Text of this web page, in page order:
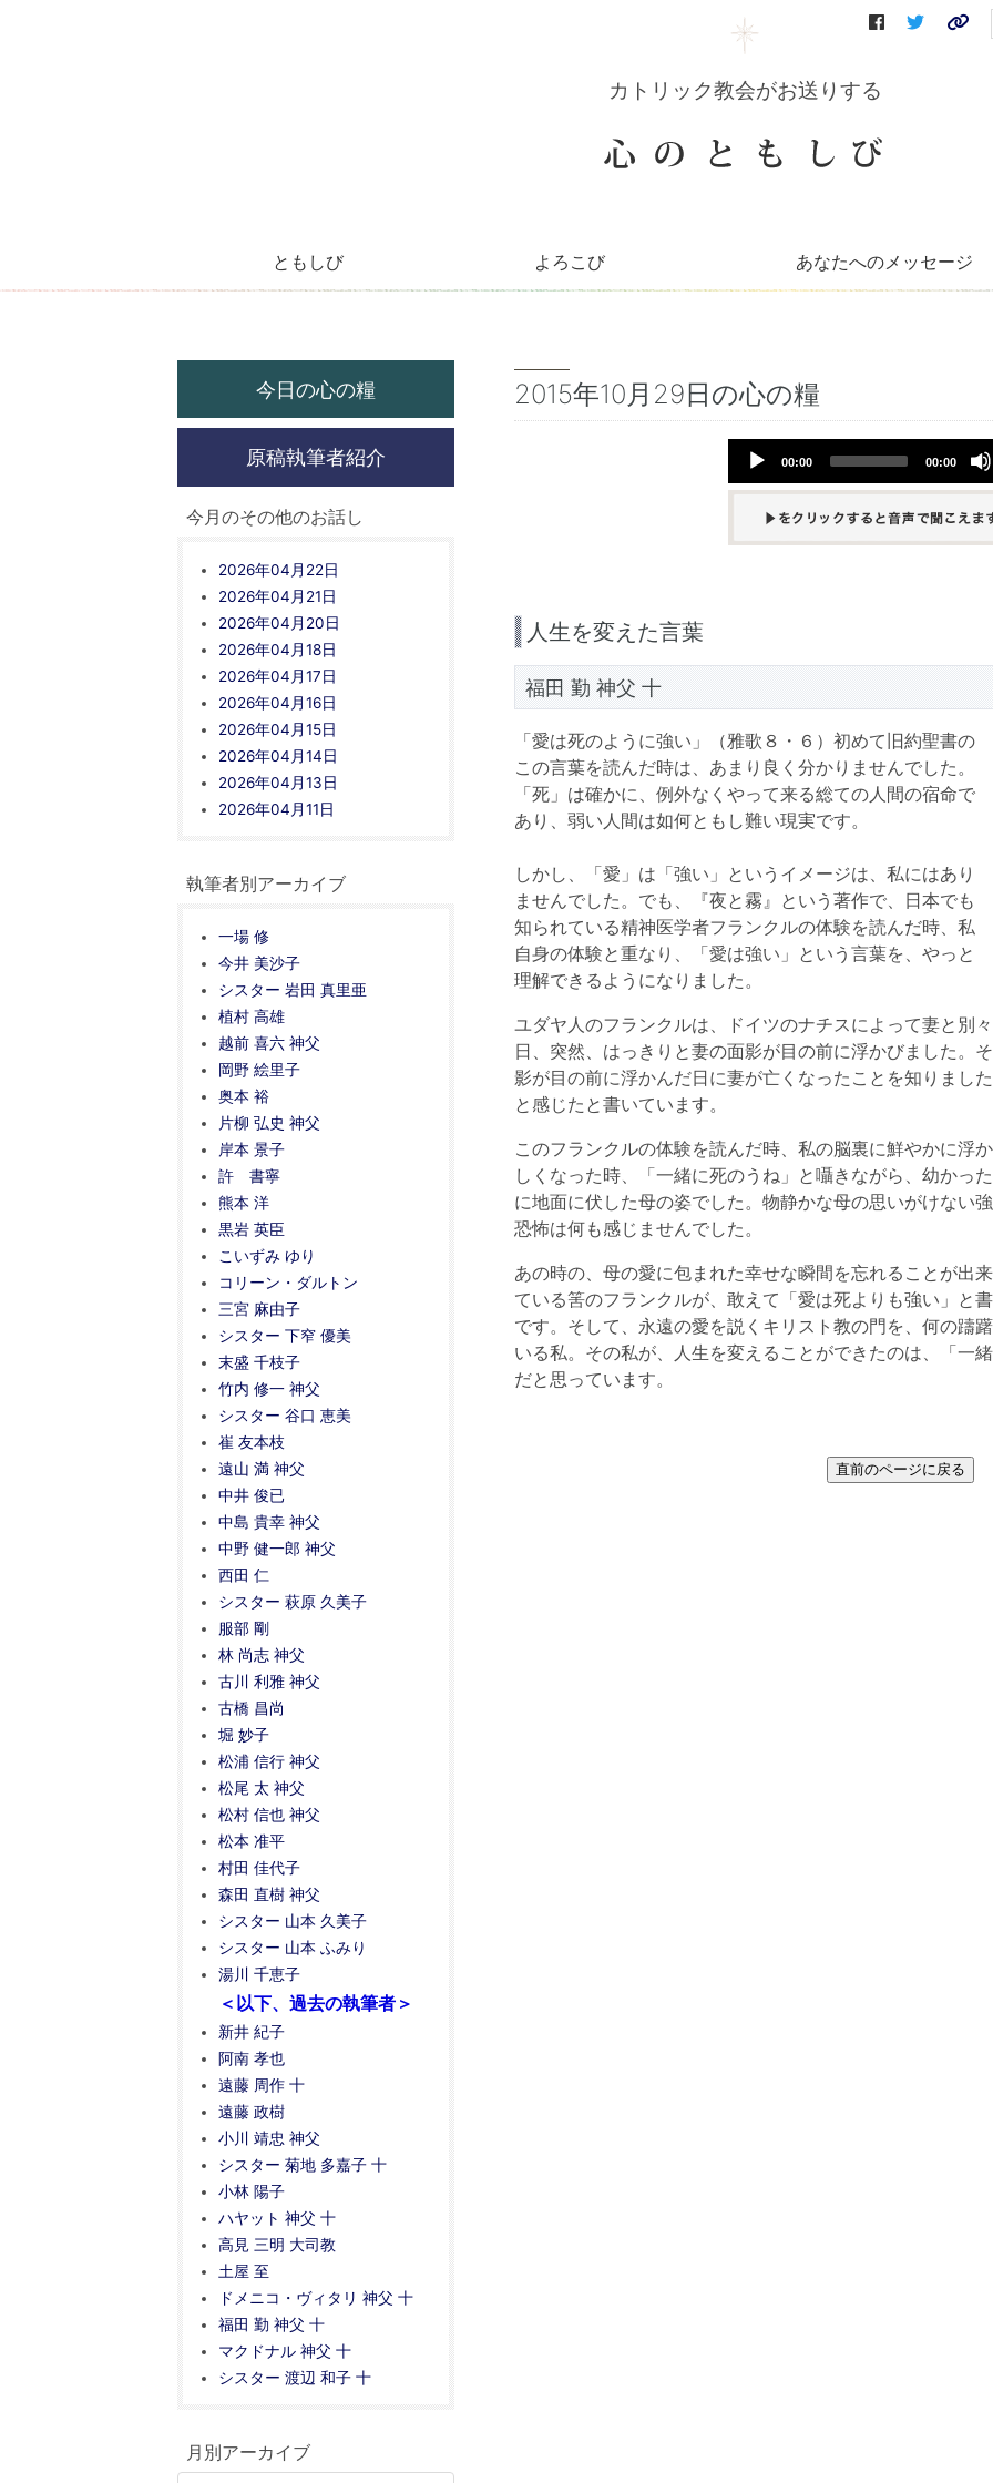
カトリック教会がお送りする
ともしび よろこび あなたへのメッセージ
2015年10月29日の心の糧
Audio
00:00 00:00
人生を変えた言葉
福田 勤 神父 十
「愛は死のように強い」（雅歌８・６）初めて旧約聖書の
この言葉を読んだ時は、あまり良く分かりませんでした。
「死」は確かに、例外なくやって来る総ての人間の宿命で
あり、弱い人間は如何ともし難い現実です。
しかし、「愛」は「強い」というイメージは、私にはあり
ませんでした。でも、『夜と霧』という著作で、日本でも
知られている精神医学者フランクルの体験を読んだ時、私
自身の体験と重なり、「愛は強い」という言葉を、やっと
理解できるようになりました。
ユダヤ人のフランクルは、ドイツのナチスによって妻と別
日、突然、はっきりと妻の面影が目の前に浮かびました。
影が目の前に浮かんだ日に妻が亡くなったことを知りまし
と感じたと書いています。
このフランクルの体験を読んだ時、私の脳裏に鮮やかに浮
しくなった時、「一緒に死のうね」と囁きながら、幼かっ
に地面に伏した母の姿でした。物静かな母の思いがけない
恐怖は何も感じませんでした。
あの時の、母の愛に包まれた幸せな瞬間を忘れることが出
ている筈のフランクルが、敢えて「愛は死よりも強い」と
です。そして、永遠の愛を説くキリスト教の門を、何の躊
いる私。その私が、人生を変えることができたのは、「一
だと思っています。
今日の心の糧
原稿執筆者紹介
今月のその他のお話し
2026年04月22日
2026年04月21日
2026年04月20日
2026年04月18日
2026年04月17日
2026年04月16日
2026年04月15日
2026年04月14日
2026年04月13日
2026年04月11日
執筆者別アーカイブ
一場 修
今井 美沙子
シスター 岩田 真里亜
植村 高雄
越前 喜六 神父
岡野 絵里子
奥本 裕
片柳 弘史 神父
岸本 景子
許 書寧
熊本 洋
黒岩 英臣
こいずみ ゆり
コリーン・ダルトン
三宮 麻由子
シスター 下窄 優美
末盛 千枝子
竹内 修一 神父
シスター 谷口 恵美
崔 友本枝
遠山 満 神父
中井 俊已
中島 貴幸 神父
中野 健一郎 神父
西田 仁
シスター 萩原 久美子
服部 剛
林 尚志 神父
古川 利雅 神父
古橋 昌尚
堀 妙子
松浦 信行 神父
松尾 太 神父
松村 信也 神父
松本 准平
村田 佳代子
森田 直樹 神父
シスター 山本 久美子
シスター 山本 ふみり
湯川 千恵子
＜以下、過去の執筆者＞
新井 紀子
阿南 孝也
遠藤 周作 十
遠藤 政樹
小川 靖忠 神父
シスター 菊地 多嘉子 十
小林 陽子
ハヤット 神父 十
高見 三明 大司教
土屋 至
ドメニコ・ヴィタリ 神父 十
福田 勤 神父 十
マクドナル 神父 十
シスター 渡辺 和子 十
月別アーカイブ